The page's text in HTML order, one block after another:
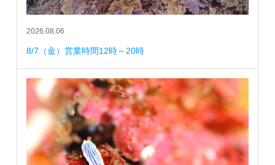
2026.08.06
8/7（金）営業時間12時～20時